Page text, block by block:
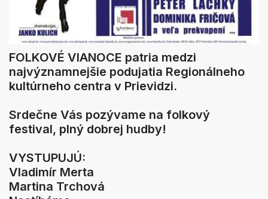
FOLKOVÉ VIANOCE patria medzi
najvýznamnejšie podujatia Regionálneho
kultúrneho centra v Prievidzi.
Srdečne Vás pozývame na folkový
festival, plný dobrej hudby!
VYSTUPUJÚ:
Vladimír Merta
Martina Trchová